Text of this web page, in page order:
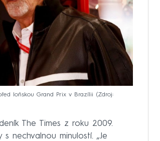
loňskou Grand Prix v Brazílii
Zdroj:
The Times z roku 2009.
nechvalnou minulostí. „Je